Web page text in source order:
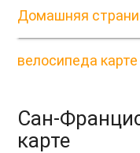
Домашняя
велосипеда карте
Сан-
карте